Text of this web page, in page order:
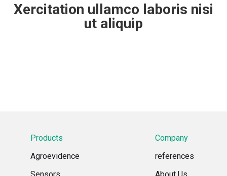
Xercitation ullamco laboris nisi
ut aliquip
Products
Agroevidence
Company
references